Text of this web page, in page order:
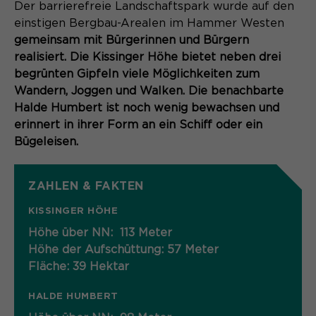
Zweck
Content Management System dieser
Webseite. Diese Basis-Cookies sind
unerlässlich, damit Ihr Besuch auf der
Website angenehm und flüssig wird:
Sie ermöglichen es der Website, Sie
zu erkennen und somit Ihre Sitzung
offen zu halten. Es speichert bei
einem Benutzer-Login für einen
geschlossenen Bereich die Benutzer-
Anbieter Session-Cookies
Der Session Cookie wird beim
Name _pk_id*
Anbieter Matomo
Laufzeit 13 Monate
Zweck
Dient zur anonymen
Wiedererkennung eines Besuchers.
Name _pk_ses*
Anbieter Matomo
Laufzeit 30 Minuten
aktuellen Sitzung.
Cookie-Informationen
Aktivierung Mehrsprachigkeit
Diese Cookies ermöglichen die automatische
Übersetzung der Website-Inhalte durch GTranslate.
Name googtrans
Anbieter
Laufzeit 1 Jahr
Zweck
Speichert die vom Nutzer gewählte
Sprache für die automatische
Cookie-Informationen
Der barrierefreie Landschaftspark wurde auf den
einstigen Bergbau-Arealen im Hammer Westen
gemeinsam mit Bürgerinnen und Bürgern
realisiert. Die Kissinger Höhe bietet neben drei
begrünten Gipfeln viele Möglichkeiten zum
Wandern, Joggen und Walken. Die benachbarte
Halde Humbert ist noch wenig bewachsen und
erinnert in ihrer Form an ein Schiff oder ein
Bügeleisen.
ZAHLEN & FAKTEN
KISSINGER HÖHE
Höhe über NN: 113 Meter
Höhe der Aufschüttung: 57 Meter
Fläche: 39 Hektar
HALDE HUMBERT